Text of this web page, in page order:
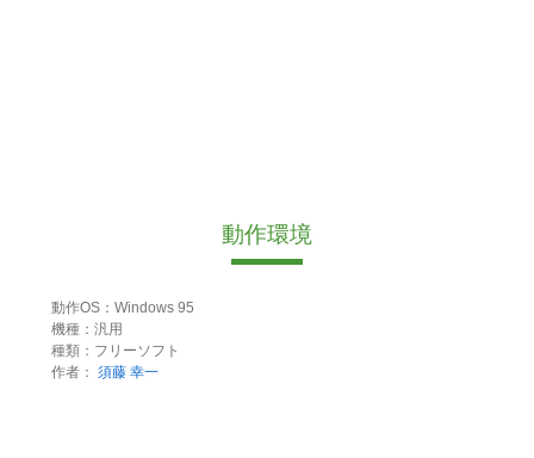
動作環境
動作OS：Windows 95
機種：汎用
種類：フリーソフト
作者： 須藤 幸一